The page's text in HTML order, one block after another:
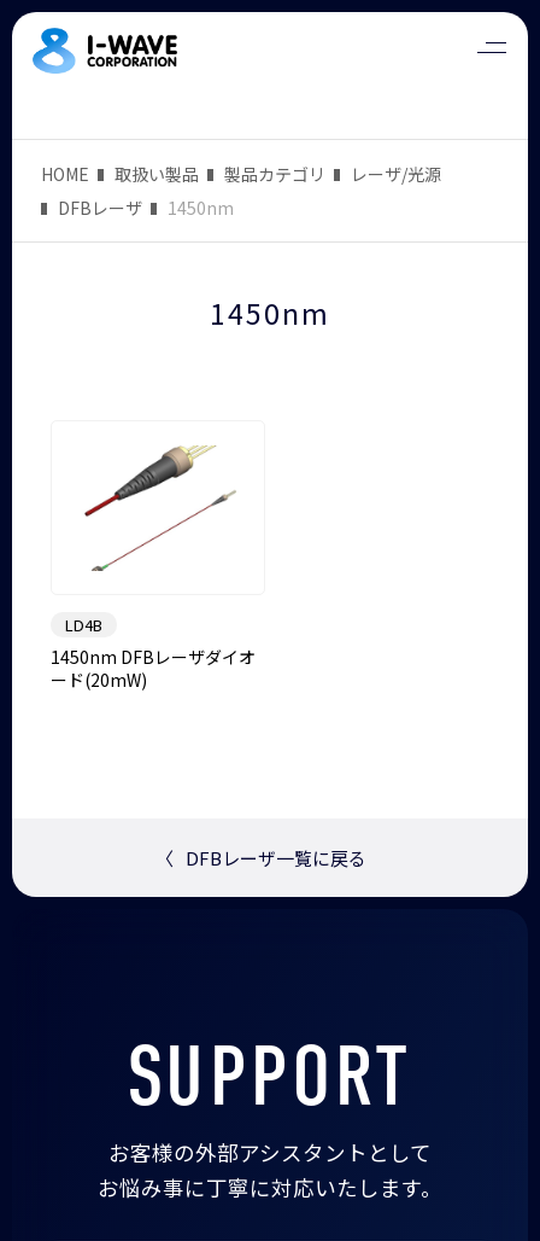
HOME 取扱い製品 製品カテゴリ
レーザ/光源
DFBレーザ
1450nm
1450nm
LD4B
1450nm DFBレーザダイオ
ード(20mW)
〈 DFBレーザ一覧に戻る
SUPPORT
お客様の外部アシスタントとして
お悩み事に丁寧に対応いたします。